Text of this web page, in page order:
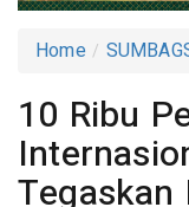
Home
10 Ribu
Tegaskan